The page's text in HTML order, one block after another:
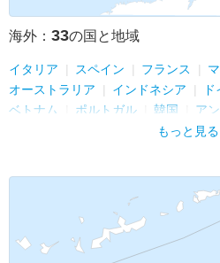
海外： 33の国と地域
イタリア スペイン フランス
オーストラリア
インドネシア
ベトナム
ポルトガル 韓国 ア
エストニア ギリシ
デンマーク
もっと見る